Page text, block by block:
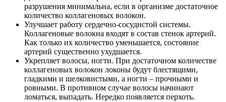
разрушения минимальна, если в организме достаточное
количество коллагеновых волокон.
Улучшает работу сердечно-сосудистой системы.
Коллагеновые волокна входят в состав стенок артерий.
Как только их количество уменьшается, состояние
артерий существенно ухудшается.
Укрепляет волосы, ногти. При достаточном количестве
коллагеновых волокон локоны будут блестящими,
гладкими и шелковистыми, а ногти – прочными и
ровными. В противном случае волосы начинают
ломаться, выпадать. Нередко появляется перхоть.